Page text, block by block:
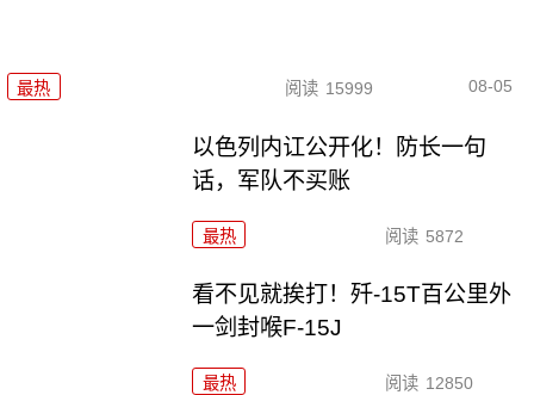
最热 阅读 15999 08-05
以色列内讧公开化！防长一句
话，军队不买账
最热 阅读 5872
看不见就挨打！歼-15T百公里外
一剑封喉F-15J
最热 阅读 12850